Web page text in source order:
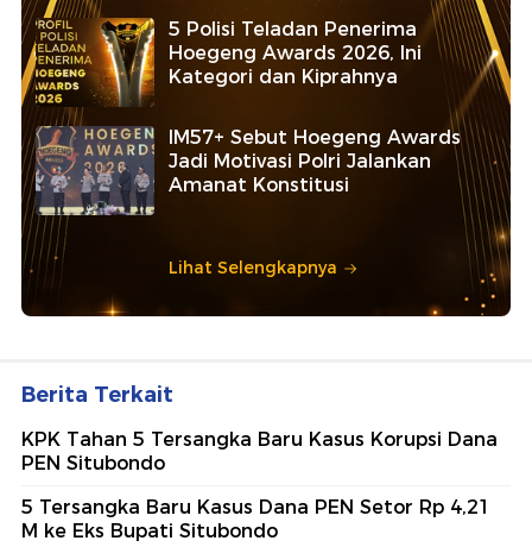
5 Polisi Teladan Penerima
Hoegeng Awards 2026, Ini
Kategori dan Kiprahnya
IM57+ Sebut Hoegeng Awards
Jadi Motivasi Polri Jalankan
Amanat Konstitusi
Lihat Selengkapnya
Berita Terkait
KPK Tahan 5 Tersangka Baru Kasus Korupsi Dana
PEN Situbondo
5 Tersangka Baru Kasus Dana PEN Setor Rp 4,21
M ke Eks Bupati Situbondo